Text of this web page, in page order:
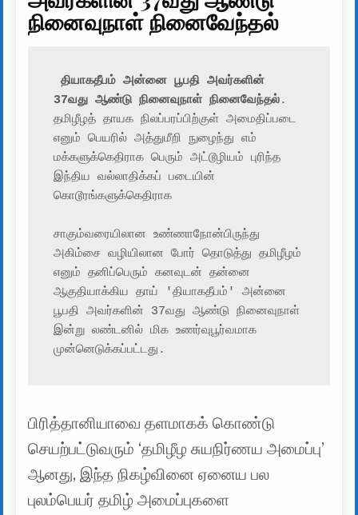
நினைவுநாள் நினைவேந்தல்
தியாகதீபம் அன்னை பூபதி அவர்களின்
37வது ஆண்டு நினைவுநாள் நினைவேந்தல்.
தமிழீழத் தாயக நிலப்பரப்பிற்குள் அமைதிப்படை
எனும் பெயரில் அத்துமீறி நுழைந்து எம்
மக்களுக்கெதிராக பெரும் அட்டூழியம் புரிந்த
இந்திய வல்லாதிக்கப் படையின்
கொடூரங்களுக்கெதிராக
சாகும்வரையிலான உண்ணாநோன்பிருந்து
அகிம்சை வழியிலான போர் தொடுத்து தமிழீழம்
எனும் தனிப்பெரும் கனவுடன் தன்னை
ஆகுதியாக்கிய தாய் 'தியாகதீபம்' அன்னை
பூபதி அவர்களின் 37வது ஆண்டு நினைவுநாள்
இன்று லண்டனில் மிக உணர்வுபூர்வமாக
முன்னெடுக்கப்பட்டது.
பிரித்தானியாவை தளமாகக் கொண்டு
செயற்பட்டுவரும் ‘தமிழீழ சுயநிர்ணய அமைப்பு’
ஆனது, இந்த நிகழ்வினை ஏனைய பல
புலம்பெயர் தமிழ் அமைப்புகளை